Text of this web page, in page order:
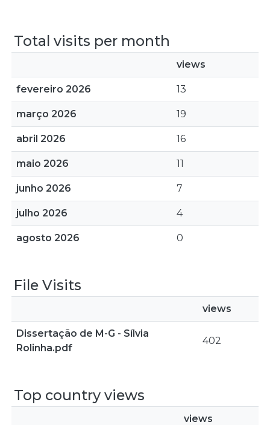
Total visits per month
views
fevereiro 2026 13
março 2026 19
abril 2026 16
maio 2026 11
junho 2026 7
julho 2026 4
agosto 2026 0
File Visits
views
Dissertação de M-G - Sílvia
Rolinha.pdf
402
Top country views
views